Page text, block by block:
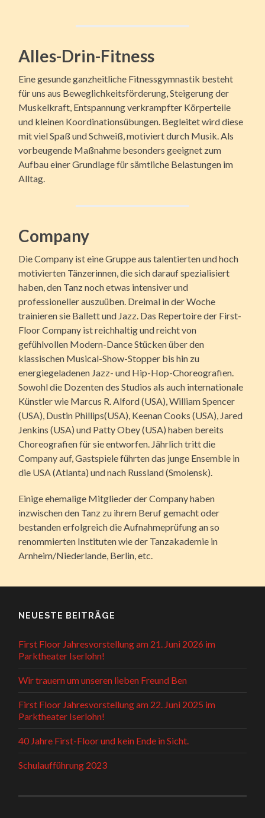
Alles-Drin-Fitness
Eine gesunde ganzheitliche Fitnessgymnastik besteht
für uns aus Beweglichkeitsförderung, Steigerung der
Muskelkraft, Entspannung verkrampfter Körperteile
und kleinen Koordinationsübungen. Begleitet wird diese
mit viel Spaß und Schweiß, motiviert durch Musik. Als
vorbeugende Maßnahme besonders geeignet zum
Aufbau einer Grundlage für sämtliche Belastungen im
Alltag.
Company
Die Company ist eine Gruppe aus talentierten und hoch
motivierten Tänzerinnen, die sich darauf spezialisiert
haben, den Tanz noch etwas intensiver und
professioneller auszuüben. Dreimal in der Woche
trainieren sie Ballett und Jazz. Das Repertoire der First-
Floor Company ist reichhaltig und reicht von
gefühlvollen Modern-Dance Stücken über den
klassischen Musical-Show-Stopper bis hin zu
energiegeladenen Jazz- und Hip-Hop-Choreografien.
Sowohl die Dozenten des Studios als auch internationale
Künstler wie Marcus R. Alford (USA), William Spencer
(USA), Dustin Phillips(USA), Keenan Cooks (USA), Jared
Jenkins (USA) und Patty Obey (USA) haben bereits
Choreografien für sie entworfen. Jährlich tritt die
Company auf, Gastspiele führten das junge Ensemble in
die USA (Atlanta) und nach Russland (Smolensk).
Einige ehemalige Mitglieder der Company haben
inzwischen den Tanz zu ihrem Beruf gemacht oder
bestanden erfolgreich die Aufnahmeprüfung an so
renommierten Instituten wie der Tanzakademie in
Arnheim/Niederlande, Berlin, etc.
NEUESTE BEITRÄGE
First Floor Jahresvorstellung am 21. Juni 2026 im
Parktheater Iserlohn!
Wir trauern um unseren lieben Freund Ben
First Floor Jahresvorstellung am 22. Juni 2025 im
Parktheater Iserlohn!
40 Jahre First-Floor und kein Ende in Sicht.
Schulaufführung 2023